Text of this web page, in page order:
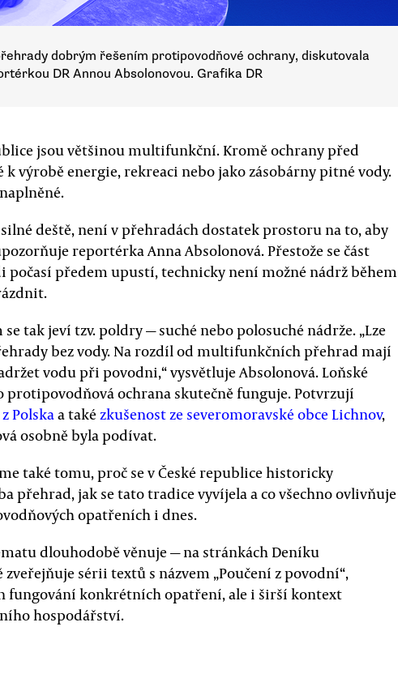
dobrým řešením protipovodňové ochrany, diskutovala
DR Annou Absolonovou. Grafika DR
jsou většinou multifunkční. Kromě ochrany před
výrobě energie, rekreaci nebo jako zásobárny pitné vody.
deště, není v přehradách dostatek prostoru na to, aby
reportérka Anna Absolonová. Přestože se část
počasí předem upustí, technicky není možné nádrž během
tak jeví tzv. poldry — suché nebo polosuché nádrže. „Lze
bez vody. Na rozdíl od multifunkčních přehrad mají
vodu při povodni,“ vysvětluje Absolonová. Loňské
protipovodňová ochrana skutečně funguje. Potvrzují
Polskaa takézkušenost ze severomoravské obce Lichnov,
osobně byla podívat.
také tomu, proč se v České republice historicky
přehrad, jak se tato tradice vyvíjela a co všechno ovlivňuje
opatřeních i dnes.
dlouhodobě věnuje — na stránkách Deníku
sérii textů s názvem „Poučení z povodní“,
fungování konkrétních opatření, ale i širší kontext
hospodářství.